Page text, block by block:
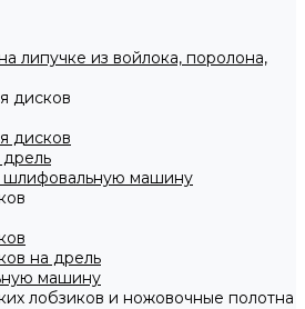
липучке из войлока, поролона,
дисков
дисков
шлифовальную машину
на дрель
машину
лобзиков и ножовочные полотна